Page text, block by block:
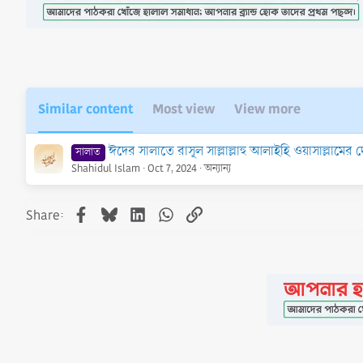
o
n
Similar content Most view View more
সালাত ঈদের সালাতে রাসূল সাল্লাল্লাহু আলাইহি
Shahidul Islam Oct 7, 2024 অন্যান্য
Share: Facebook
BlueskyLinkedInWhatsApp
Link